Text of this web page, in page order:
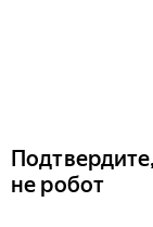
не робот